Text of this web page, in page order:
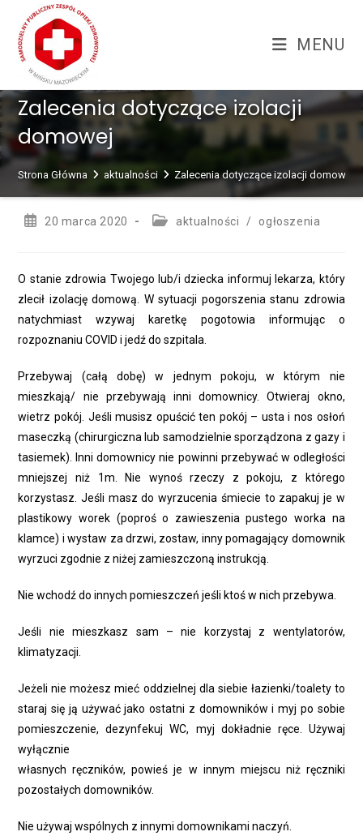
treści
content
MENU
Zalecenia dotyczące izolacji
domowej
Strona Główna aktualności Zalecenia dotyczące izolacji domowej
Post20 marca 2020
Postaktualności / ogłoszenia
O stanie zdrowia Twojego lub/i dziecka informuj lekarza, który
zlecił izolację domową. W sytuacji pogorszenia stanu zdrowia
natychmiast wzywaj karetkę pogotowia informując o
rozpoznaniu COVID i jedź do szpitala.
Przebywaj (całą dobę) w jednym pokoju, w którym nie
mieszkają/ nie przebywają inni domownicy. Otwieraj okno,
wietrz pokój. Jeśli musisz opuścić ten pokój – usta i nos osłoń
maseczką (chirurgiczna lub samodzielnie sporządzona z gazy i
tasiemek). Inni domownicy nie powinni przebywać w odległości
mniejszej niż 1m. Nie wynoś rzeczy z pokoju, z którego
korzystasz. Jeśli masz do wyrzucenia śmiecie to zapakuj je w
plastikowy worek (poproś o zawieszenia pustego worka na
klamce) i wystaw za drzwi, zostaw, inny pomagający domownik
wyrzuci zgodnie z niżej zamieszczoną instrukcją.
Nie wchodź do innych pomieszczeń jeśli ktoś w nich przebywa.
Jeśli nie mieszkasz sam – nie korzystaj z wentylatorów,
klimatyzacji.
Jeżeli nie możesz mieć oddzielnej dla siebie łazienki/toalety to
staraj się ją używać jako ostatni z domowników i myj po sobie
pomieszczenie, dezynfekuj WC, myj dokładnie ręce. Używaj
wyłącznie
własnych ręczników, powieś je w innym miejscu niż ręczniki
pozostałych domowników.
Nie używaj wspólnych z innymi domownikami naczyń.